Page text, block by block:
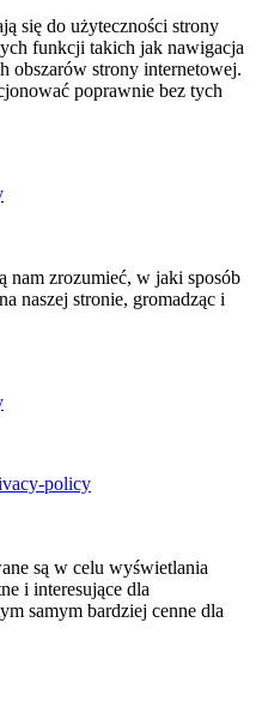
się do użyteczności strony
funkcji takich jak nawigacja
obszarów strony internetowej.
poprawnie bez tych
nam zrozumieć, w jaki sposób
naszej stronie, gromadząc i
policy
są w celu wyświetlania
i interesujące dla
samym bardziej cenne dla